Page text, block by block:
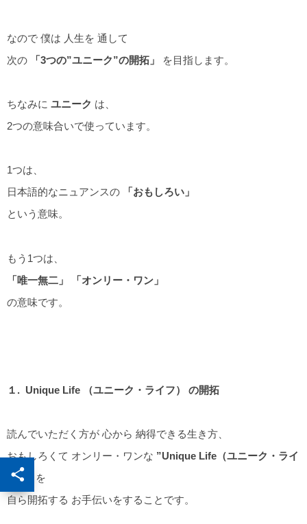
なので 僕は 人生を 通して
次の
「3つの”ユニーク”の開拓」 を目指します。
ちなみに ユニーク は、
2つの意味合いで使っています。
1つは、
日本語的なニュアンスの
「おもしろい」
という意味。
もう1つは、
「唯一無二」
「オンリー・ワン」
の意味です。
１. Unique Life （ユニーク・ライフ） の開拓
読んでいただく方が 心から 納得できる生き方、
おもしろくて オンリー・ワンな ”Unique Life（ユニーク・ライ
フ）”
を
自ら開拓する お手伝いをすることです。